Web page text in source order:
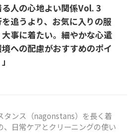
人の心地よい関係Vol. 3
を追うより、お気に入りの服
事に着たい。細やかな心遣
への配慮がおすすめのポイ
タンス（nagonstans）を長く着
、日常ケアとクリーニングの使い